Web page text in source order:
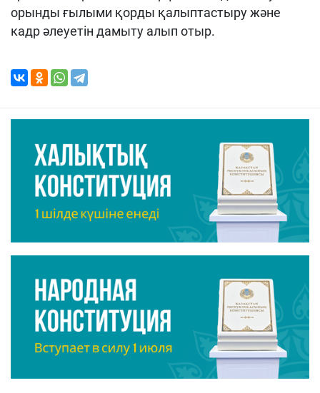
орынды ғылыми қорды қалыптастыру және
кадр әлеуетін дамыту алып отыр.